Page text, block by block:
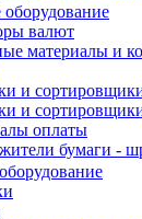
оборудование
валют
материалы и
и
и
оплаты
бумаги -